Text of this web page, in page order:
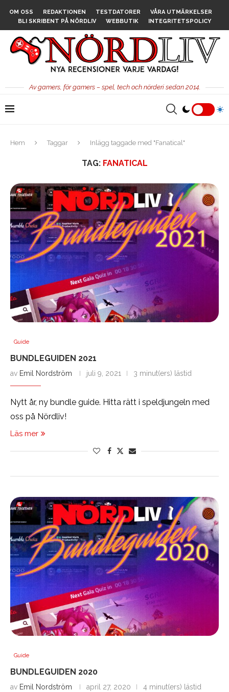
OM OSS REDAKTIONEN TESTDATORER
VÅRA UTMÄRKELSER
BLI SKRIBENT PÅ NÖRDLIV
WEBBUTIK INTEGRITETSPOLICY
Av gamers, för gamers – spel, tech och nörderi sedan 2014.
Hem Taggar Inlägg taggade med "Fanatical"
TAG: FANATICAL
Guide
BUNDLEGUIDEN 2021
av Emil Nordström juli 9, 2021 3 minut(ers) lästid
Nytt år, ny bundle guide. Hitta rätt i speldjungeln med
oss på Nördliv!
Läs mer
Guide
BUNDLEGUIDEN 2020
av Emil Nordström april 27, 2020 4 minut(ers) lästid